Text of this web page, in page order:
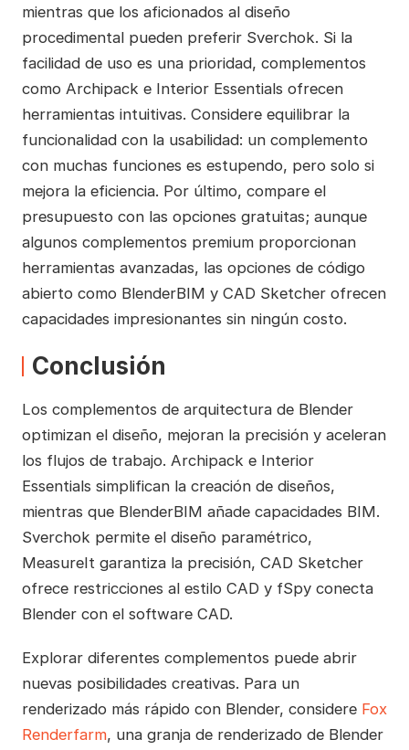
mientras que los aficionados al diseño
procedimental pueden preferir Sverchok. Si la
facilidad de uso es una prioridad, complementos
como Archipack e Interior Essentials ofrecen
herramientas intuitivas. Considere equilibrar la
funcionalidad con la usabilidad: un complemento
con muchas funciones es estupendo, pero solo si
mejora la eficiencia. Por último, compare el
presupuesto con las opciones gratuitas; aunque
algunos complementos premium proporcionan
herramientas avanzadas, las opciones de código
abierto como BlenderBIM y CAD Sketcher ofrecen
capacidades impresionantes sin ningún costo.
Conclusión
Los complementos de arquitectura de Blender
optimizan el diseño, mejoran la precisión y aceleran
los flujos de trabajo. Archipack e Interior
Essentials simplifican la creación de diseños,
mientras que BlenderBIM añade capacidades BIM.
Sverchok permite el diseño paramétrico,
MeasureIt garantiza la precisión, CAD Sketcher
ofrece restricciones al estilo CAD y fSpy conecta
Blender con el software CAD.
Explorar diferentes complementos puede abrir
nuevas posibilidades creativas. Para un
renderizado más rápido con Blender, considere Fox
Renderfarm, una granja de renderizado de Blender